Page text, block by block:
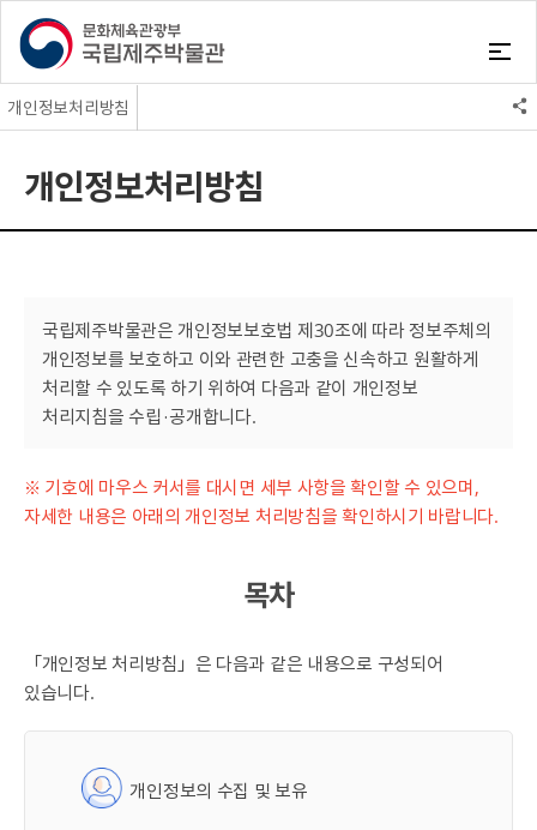
개인정보처리방침
개인정보처리방침
본인확인서비스
개인정보처리방침
고객민원
통합검색서비스
국립제주박물관은 개인정보보호법 제30조에 따라 정보주체의
개인정보를 보호하고 이와 관련한 고충을 신속하고 원활하게
처리할 수 있도록 하기 위하여 다음과 같이 개인정보
처리지침을 수립·공개합니다.
※ 기호에 마우스 커서를 대시면 세부 사항을 확인할 수 있으며,
자세한 내용은 아래의 개인정보 처리방침을 확인하시기 바랍니다.
목차
「개인정보 처리방침」은 다음과 같은 내용으로 구성되어
있습니다.
개인정보의 수집 및 보유